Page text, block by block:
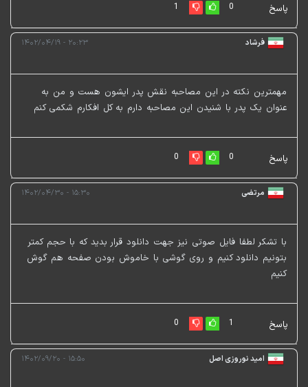
پاسخ 0
1
فرشاد ۲۰:۲۳ - ۱۴۰۲/۰۴/۱۹
مهمترین نکته در این مصاحبه نقش پدر ایشون هست و من به
عنوان یک پدر با شنیدن این مصاحبه دارم به کل افکارم شکمی کنم
پاسخ 0
0
مرتضی ۱۵:۳۰ - ۱۴۰۲/۰۴/۳۰
با تشکر لطفا فایل صوتی نیز جهت دانلود قرار بدید که با حجم کمتر
بتونیم دانلود کنیم و روی گوشی با خاموش بودن صفحه هم گوش
کنیم
پاسخ 1
0
امید نوروزی اصل ۱۵:۵۰ - ۱۴۰۲/۰۹/۲۰